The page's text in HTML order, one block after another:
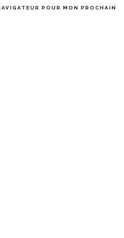
POUR MON PROCHAIN